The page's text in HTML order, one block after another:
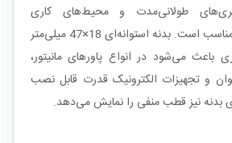
طولانی‌مدت و محیط‌های کاری
نیمه‌صنعتی و صنعتی مناسب است. بدنه استوانه‌ای 18×47 میلی‌متر
میلی‌متری باعث می‌شود در انواع پاورهای مانیتور،
توان و تجهیزات الکترونیک قدرت قابل نصب
نیز قطب منفی را نمایش می‌دهد.